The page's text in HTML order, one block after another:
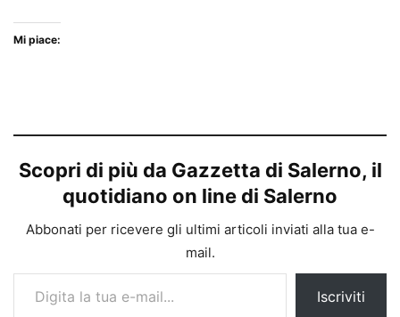
Mi piace:
Scopri di più da Gazzetta di Salerno, il
quotidiano on line di Salerno
Abbonati per ricevere gli ultimi articoli inviati alla tua e-
mail.
Digita la tua e-mail...
Iscriviti